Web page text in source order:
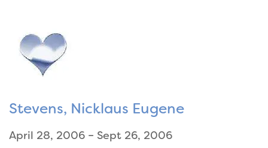
Stevens, Nicklaus Eugene
April 28, 2006 – Sept 26, 2006